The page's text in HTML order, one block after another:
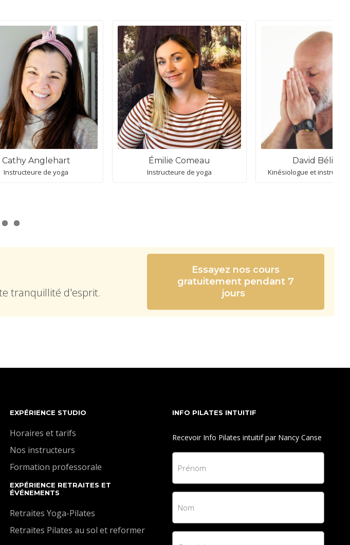
Cathy Anglehart
Instructeure de yoga
Émilie Comeau
Instructeure de yoga
David
Kinésiologue et
tranquillité d'esprit.
Essayez nos cours
gratuitement pendant 7
jours
EXPÉRIENCE STUDIO
Horaires et tarifs
Nos instructeurs
Formation professorale
EXPÉRIENCE RETRAITES ET
ÉVÉNEMENTS
Retraites Yoga-Pilates
Retraites Pilates au sol et reformer
INFO PILATES INTUITIF
Recevoir Info Pilates intuitif par Nancy Canse